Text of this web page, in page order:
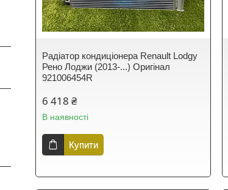
Радіатор кондиціонера Renault Lodgy
Рено Лоджи (2013-...) Оригінал
921006454R
6 418 ₴
В наявності
Купити